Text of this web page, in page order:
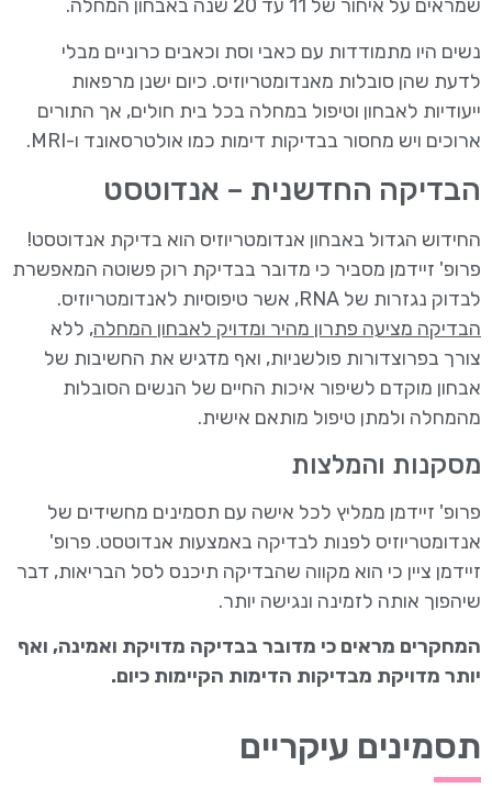
שמראים על איחור של 11 עד 20 שנה באבחון המחלה.
נשים היו מתמודדות עם כאבי וסת וכאבים כרוניים מבלי
לדעת שהן סובלות מאנדומטריוזיס. כיום ישנן מרפאות
ייעודיות לאבחון וטיפול במחלה בכל בית חולים, אך התורים
ארוכים ויש מחסור בבדיקות דימות כמו אולטרסאונד ו-MRI.
הבדיקה החדשנית – אנדוטסט
החידוש הגדול באבחון אנדומטריוזיס הוא בדיקת אנדוטסט!
פרופ' זיידמן מסביר כי מדובר בבדיקת רוק פשוטה המאפשרת
לבדוק נגזרות של RNA, אשר טיפוסיות לאנדומטריוזיס.
הבדיקה מציעה פתרון מהיר ומדויק לאבחון המחלה, ללא
צורך בפרוצדורות פולשניות, ואף מדגיש את החשיבות של
אבחון מוקדם לשיפור איכות החיים של הנשים הסובלות
מהמחלה ולמתן טיפול מותאם אישית.
מסקנות והמלצות
פרופ' זיידמן ממליץ לכל אישה עם תסמינים מחשידים של
אנדומטריוזיס לפנות לבדיקה באמצעות אנדוטסט. פרופ'
זיידמן ציין כי הוא מקווה שהבדיקה תיכנס לסל הבריאות, דבר
שיהפוך אותה לזמינה ונגישה יותר.
המחקרים מראים כי מדובר בבדיקה מדויקת ואמינה, ואף
יותר מדויקת מבדיקות הדימות הקיימות כיום.
תסמינים עיקריים